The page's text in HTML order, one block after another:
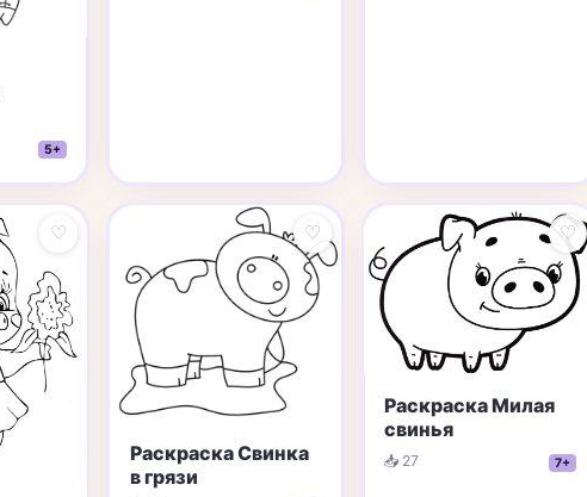
5+
♡ ♡
Раскраска Свинка
в грязи
♡
Раскраска Милая
свинья
📥 27 7+